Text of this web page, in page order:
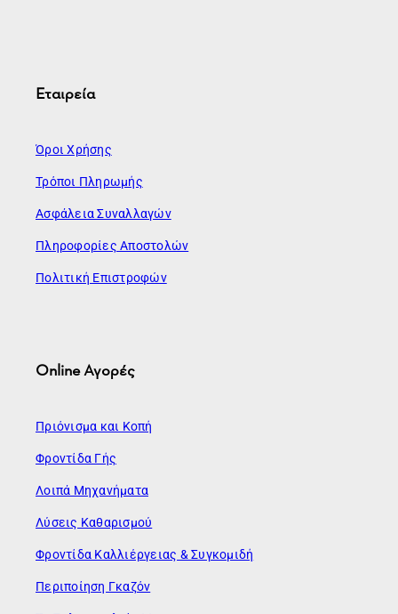
Εταιρεία
Όροι Χρήσης
Τρόποι Πληρωμής
Ασφάλεια Συναλλαγών
Πληροφορίες Αποστολών
Πολιτική Επιστροφών
Online Αγορές
Πριόνισμα και Κοπή
Φροντίδα Γής
Λοιπά Μηχανήματα
Λύσεις Καθαρισμού
Φροντίδα Καλλιέργειας & Συγκομιδή
Περιποίηση Γκαζόν